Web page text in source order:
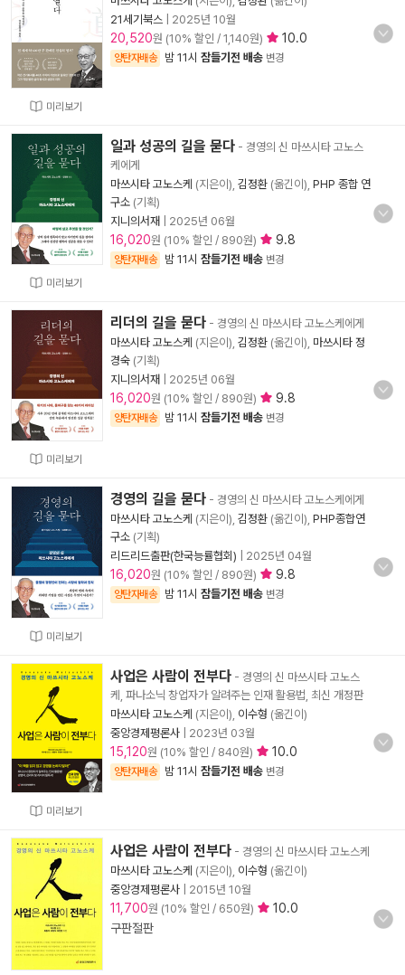
미리보기
21세기북스
2025년 10월
20,520원 (10% 할인 / 1,140원) 10.0
양탄자배송 밤 11시 잠들기전 배송 변경
미리보기
일과 성공의 길을 묻다 - 경영의 신 마쓰시타 고노스
케에게
마쓰시타 고노스케 (지은이), 김정환 (옮긴이), PHP 종합 연
구소 (기획)
지니의서재
2025년 06월
16,020원 (10% 할인 / 890원) 9.8
양탄자배송 밤 11시 잠들기전 배송 변경
미리보기
리더의 길을 묻다 - 경영의 신 마쓰시타 고노스케에게
마쓰시타 고노스케 (지은이), 김정환 (옮긴이), 마쓰시타 정
경숙 (기획)
지니의서재
2025년 06월
16,020원 (10% 할인 / 890원) 9.8
양탄자배송 밤 11시 잠들기전 배송 변경
미리보기
경영의 길을 묻다 - 경영의 신 마쓰시타 고노스케에게
마쓰시타 고노스케 (지은이), 김정환 (옮긴이), PHP종합연
구소 (기획)
리드리드출판(한국능률협회)
2025년 04월
16,020원 (10% 할인 / 890원) 9.8
양탄자배송 밤 11시 잠들기전 배송 변경
미리보기
사업은 사람이 전부다 - 경영의 신 마쓰시타 고노스
케, 파나소닉 창업자가 알려주는 인재 활용법, 최신 개정판
마쓰시타 고노스케 (지은이), 이수형 (옮긴이)
중앙경제평론사
2023년 03월
15,120원 (10% 할인 / 840원) 10.0
양탄자배송 밤 11시 잠들기전 배송 변경
사업은 사람이 전부다 - 경영의 신 마쓰시타 고노스케
마쓰시타 고노스케 (지은이), 이수형 (옮긴이)
중앙경제평론사
2015년 10월
11,700원 (10% 할인 / 650원)
10.0
구판절판